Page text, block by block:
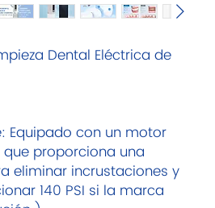
Dental Eléctrica de
Equipado con un motor
proporciona una
eliminar incrustaciones y
140 PSI si la marca